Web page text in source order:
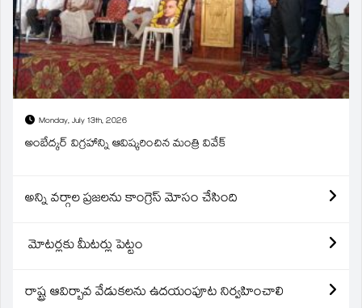
Monday, July 13th, 2026
అంబేద్కర్ విగ్రహాన్ని ఆవిష్కరించిన మంత్రి వివేక్
అన్ని వర్గాల ప్రజలను కాంగ్రెస్ మోసం చేసింది
మోటర్లకు మీటర్లు పెట్టం
రాష్ట్ర ఆవిర్బావ వేడుకలను ఉదయంపూట నిర్వహించాలి